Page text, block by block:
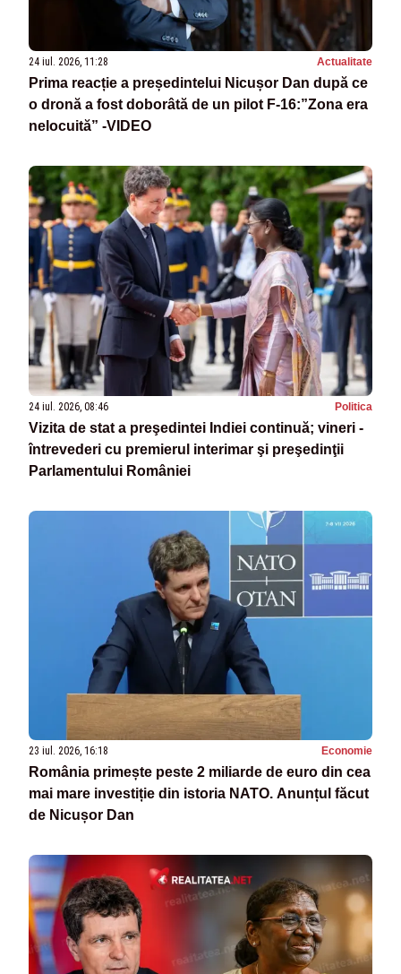
24 iul. 2026, 11:28 Actualitate
Prima reacție a președintelui Nicușor Dan după ce
o dronă a fost doborâtă de un pilot F-16:”Zona era
nelocuită” -VIDEO
24 iul. 2026, 08:46 Politica
Vizita de stat a preşedintei Indiei continuă; vineri -
întrevederi cu premierul interimar şi preşedinţii
Parlamentului României
23 iul. 2026, 16:18 Economie
România primește peste 2 miliarde de euro din cea
mai mare investiție din istoria NATO. Anunțul făcut
de Nicușor Dan